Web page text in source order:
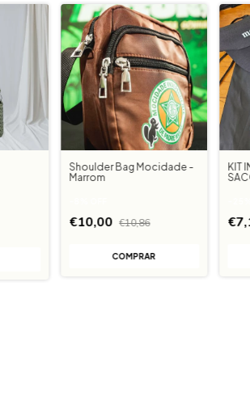
Shoulder Bag Mocidade -
Marrom
€10,00 €10,86
KIT